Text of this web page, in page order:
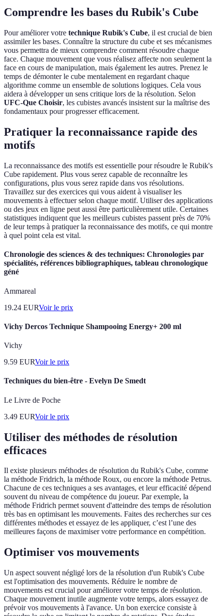
Comprendre les bases du Rubik's Cube
Pour améliorer votre technique Rubik's Cube, il est crucial de bien
assimiler les bases. Connaître la structure du cube et ses mécanismes
vous permettra de mieux comprendre comment résoudre chaque
face. Chaque mouvement que vous réalisez affecte non seulement la
face en cours de manipulation, mais également les autres. Prenez le
temps de démonter le cube mentalement en regardant chaque
algorithme comme un ensemble de solutions logiques. Cela vous
aidera à développer un sens critique lors de la résolution. Selon
UFC-Que Choisir, les cubistes avancés insistent sur la maîtrise des
fondamentaux pour progresser efficacement.
Pratiquer la reconnaissance rapide des
motifs
La reconnaissance des motifs est essentielle pour résoudre le Rubik's
Cube rapidement. Plus vous serez capable de reconnaître les
configurations, plus vous serez rapide dans vos résolutions.
Travaillez sur des exercices qui vous aident à visualiser les
mouvements à effectuer selon chaque motif. Utiliser des applications
ou des jeux en ligne peut aussi être particulièrement utile. Certaines
statistiques indiquent que les meilleurs cubistes passent près de 70%
de leur temps à pratiquer la reconnaissance des motifs, ce qui montre
à quel point cela est vital.
Chronologie des sciences & des techniques: Chronologies par
spécialités, références bibliographiques, tableau chronologique
géné
Ammareal
19.24 EURVoir le prix
Vichy Dercos Technique Shampooing Energy+ 200 ml
Vichy
9.59 EURVoir le prix
Techniques du bien-être - Evelyn De Smedt
Le Livre de Poche
3.49 EURVoir le prix
Utiliser des méthodes de résolution
efficaces
Il existe plusieurs méthodes de résolution du Rubik's Cube, comme
la méthode Fridrich, la méthode Roux, ou encore la méthode Petrus.
Chacune de ces techniques a ses avantages, et leur efficacité dépend
souvent du niveau de compétence du joueur. Par exemple, la
méthode Fridrich permet souvent d'atteindre des temps de résolution
très bas en optimisant les mouvements. Faites des recherches sur ces
différentes méthodes et essayez de les appliquer, c’est l’une des
meilleures façons de maximiser votre performance en compétition.
Optimiser vos mouvements
Un aspect souvent négligé lors de la résolution d'un Rubik's Cube
est l'optimisation des mouvements. Réduire le nombre de
mouvements est crucial pour améliorer votre temps de résolution.
Chaque mouvement inutile augmente votre temps, alors essayez de
prévoir vos mouvements à l'avance. Un bon exercice consiste à